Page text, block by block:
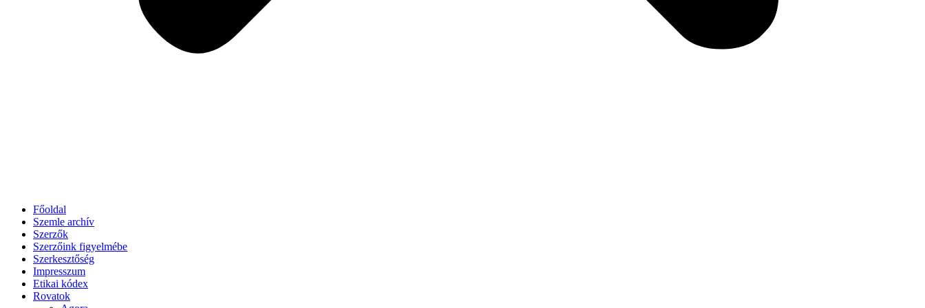
Főoldal
Szemle archív
Szerzők
Szerzőink figyelmébe
Szerkesztőség
Impresszum
Etikai kódex
Rovatok